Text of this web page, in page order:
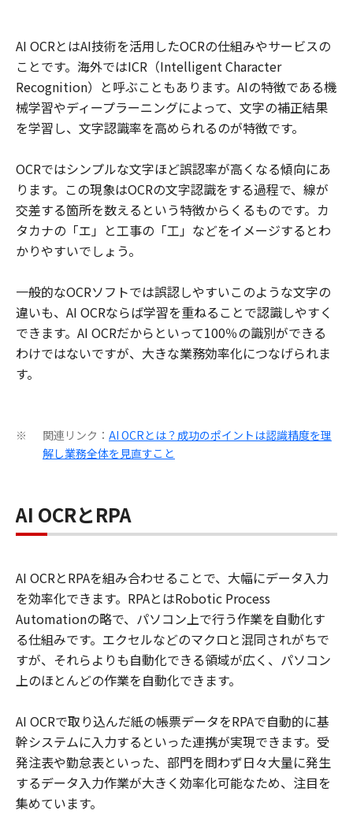
AI OCRとはAI技術を活用したOCRの仕組みやサービスの
ことです。海外ではICR（Intelligent Character
Recognition）と呼ぶこともあります。AIの特徴である機
械学習やディープラーニングによって、文字の補正結果
を学習し、文字認識率を高められるのが特徴です。
OCRではシンプルな文字ほど誤認率が高くなる傾向にあ
ります。この現象はOCRの文字認識をする過程で、線が
交差する箇所を数えるという特徴からくるものです。カ
タカナの「エ」と工事の「工」などをイメージするとわ
かりやすいでしょう。
一般的なOCRソフトでは誤認しやすいこのような文字の
違いも、AI OCRならば学習を重ねることで認識しやすく
できます。AI OCRだからといって100％の識別ができる
わけではないですが、大きな業務効率化につなげられま
す。
※ 関連リンク： AI OCRとは？成功のポイントは認識精度を理
解し業務全体を見直すこと
AI OCRとRPA
AI OCRとRPAを組み合わせることで、大幅にデータ入力
を効率化できます。RPAとはRobotic Process
Automationの略で、パソコン上で行う作業を自動化す
る仕組みです。エクセルなどのマクロと混同されがちで
すが、それらよりも自動化できる領域が広く、パソコン
上のほとんどの作業を自動化できます。
AI OCRで取り込んだ紙の帳票データをRPAで自動的に基
幹システムに入力するといった連携が実現できます。受
発注表や勤怠表といった、部門を問わず日々大量に発生
するデータ入力作業が大きく効率化可能なため、注目を
集めています。